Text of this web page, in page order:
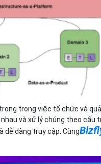
giá
giá
trong việc tổ chức và
và xử lý chúng theo cấu
dễ dàng truy cập. Cùng